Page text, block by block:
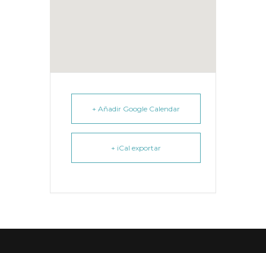
+ Añadir Google Calendar
+ iCal exportar